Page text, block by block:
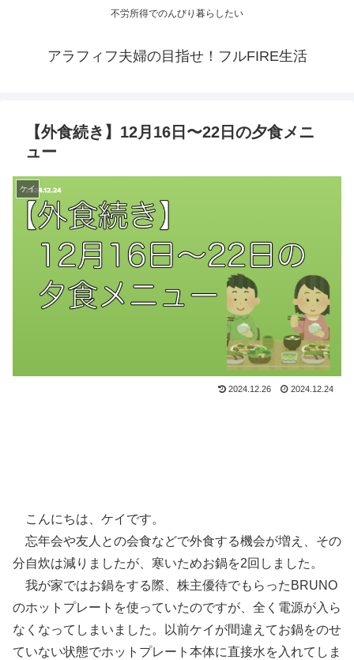
不労所得でのんびり暮らしたい
アラフィフ夫婦の目指せ！フルFIRE生活
【外食続き】12月16日〜22日の夕食メニ
ュー
ケイ
2024.12.26 2024.12.24
こんにちは、ケイです。
忘年会や友人との会食などで外食する機会が増え、その
分自炊は減りましたが、寒いためお鍋を2回しました。
我が家ではお鍋をする際、株主優待でもらったBRUNO
のホットプレートを使っていたのですが、全く電源が入ら
なくなってしまいました。以前ケイが間違えてお鍋をのせ
ていない状態でホットプレート本体に直接水を入れてしま